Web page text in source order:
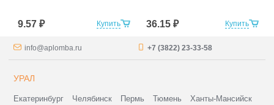
Купить
9.57 ₽ Купить
36.15 ₽
info@aplomba.ru +7 (3822) 23-33-58
УРАЛ
Екатеринбург Челябинск Пермь Тюмень Ханты-Мансийск